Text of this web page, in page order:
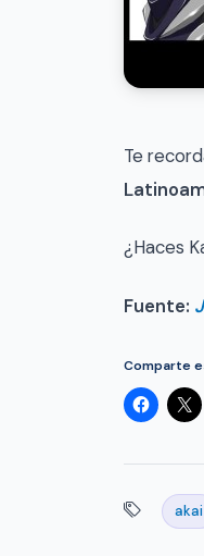
Te
¿Haces
Fuente:
Comparte
akai